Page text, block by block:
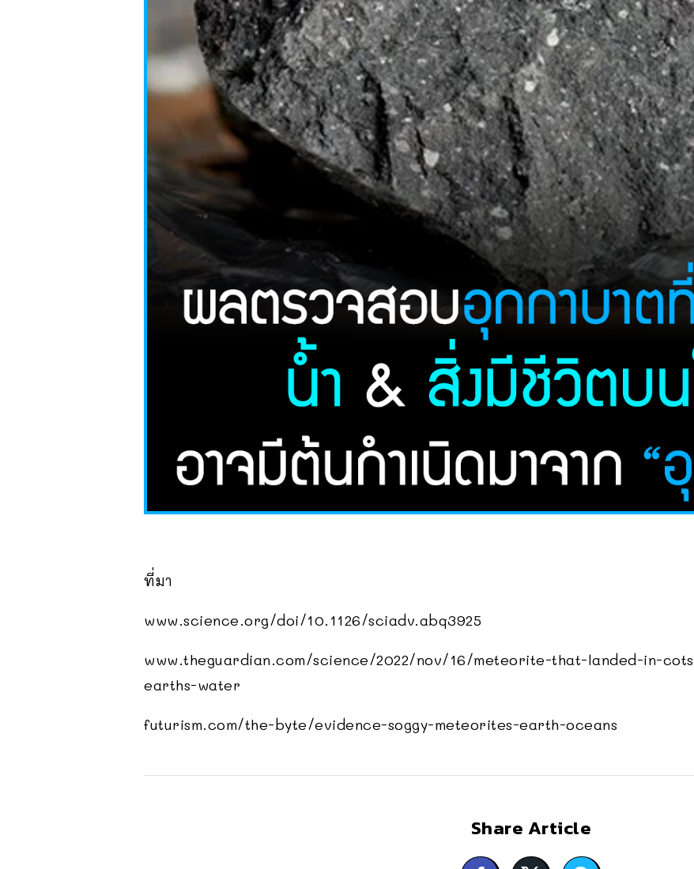
ที่มา
www.science.org/doi/10.1126/sciadv.abq3925
www.theguardian.com/science/2022/nov/16/meteorite-that-landed-in-
earths-water
futurism.com/the-byte/evidence-soggy-meteorites-earth-oceans
Share Article